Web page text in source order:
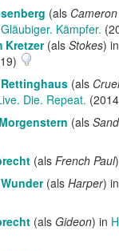
(als
Kämpfer.
Kretzer(als Stokes) in
(als
Die. Repeat.
(als
(als French Paul
(als Harper) in
(als Gideon) in